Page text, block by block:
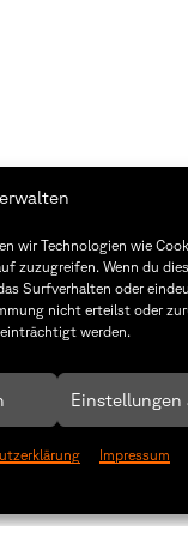
wir Technologien wie
zuzugreifen. Wenn du
Surfverhalten oder
nicht erteilst oder
werden.
Einstellungen
Impressum
Montag